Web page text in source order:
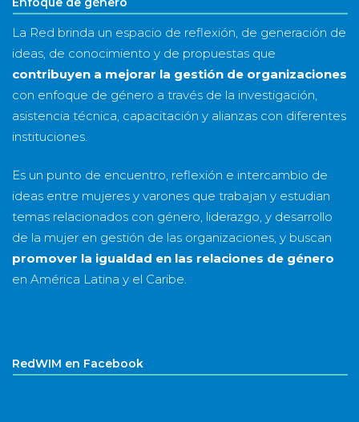
La Red brinda un espacio de reflexión, de generación de
ideas, de conocimiento y de propuestas que
contribuyen a mejorar la gestión de organizaciones
con enfoque de género a través de la investigación,
asistencia técnica, capacitación y alianzas con diferentes
instituciones.
Es un punto de encuentro, reflexión e intercambio de
ideas entre mujeres y varones que trabajan y estudian
temas relacionados con género, liderazgo, y desarrollo
de la mujer en gestión de las organizaciones, y buscan
promover la igualdad en las relaciones de género
en América Latina y el Caribe.
RedWIM en Facebook